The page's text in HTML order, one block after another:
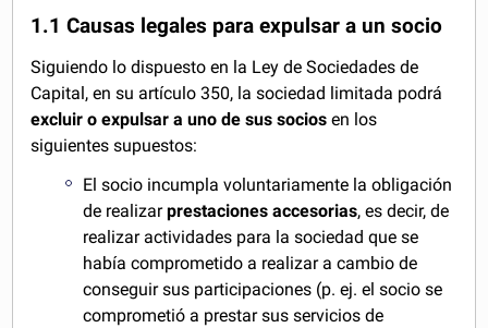
1.1 Causas legales para expulsar a un socio
Siguiendo lo dispuesto en la Ley de Sociedades de
Capital, en su artículo 350, la sociedad limitada podrá
excluir o expulsar a uno de sus socios en los
siguientes supuestos:
El socio incumpla voluntariamente la obligación
de realizarprestaciones accesorias, es decir, de
realizar actividades para la sociedad que se
había comprometido a realizar a cambio de
conseguir sus participaciones (p. ej. el socio se
comprometió a prestar sus servicios de